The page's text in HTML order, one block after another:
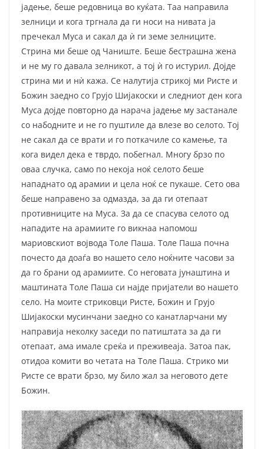
јадење, беше редовница во куќата. Таа направила
зелници и кога тргнала да ги носи на нивата ја
пречекал Муса и сакал да ѝ ги земе зелниците.
Стрина ми беше од Чаниште. Беше бестрашна жена
и не му го давала зелникот, а тој ѝ го истурил. Дојде
стрина ми и нѝ кажа. Се налутија стрикој ми Ристе и
Божин заедно со Грујо Шијакоски и следниот ден кога
Муса дојде повторно да нарача јадење му застанале
со набодните и не го пуштиле да влезе во селото. Тој
не сакал да се врати и го поткачиле со камење, та
кога видел дека е тврдо, побегнал. Многу брзо по
оваа случка, само по некоја ноќ селото беше
нападнато од арамии и цела ноќ се пукаше. Сето ова
беше направено за одмазда, за да ги отепаат
противниците на Муса. За да се спасува селото од
нападите на арамиите го викнаа напомош
мариовскиот војвода Толе Паша. Толе Паша почна
почесто да доаѓа во нашето село ноќните часови за
да го брани од арамиите. Со неговата јунаштина и
маштината Толе Паша си најде пријатели во нашето
село. На моите стриковци Ристе, Божин и Грујо
Шијакоски мусинчани заедно со канатларчани му
направија неколку заседи по патиштата за да ги
отепаат, ама имале среќа и преживеаја. Затоа пак,
отидоа комити во четата на Толе Паша. Стрико ми
Ристе се врати брзо, му било жал за неговото дете
Божин.